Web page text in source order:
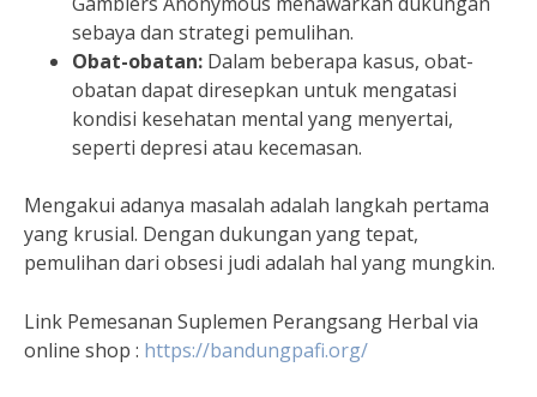
sebaya dan strategi pemulihan.
Obat-obatan: Dalam beberapa kasus, obat-
obatan dapat diresepkan untuk mengatasi
kondisi kesehatan mental yang menyertai,
seperti depresi atau kecemasan.
Mengakui adanya masalah adalah langkah pertama
yang krusial. Dengan dukungan yang tepat,
pemulihan dari obsesi judi adalah hal yang mungkin.
Link Pemesanan Suplemen Perangsang Herbal via
online shop : https://bandungpafi.org/